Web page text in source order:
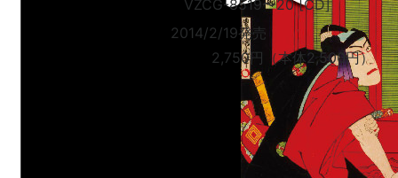
VZCG-8519〜20 [CD]
2014/2/19発売
2,750円（本体2,500円）